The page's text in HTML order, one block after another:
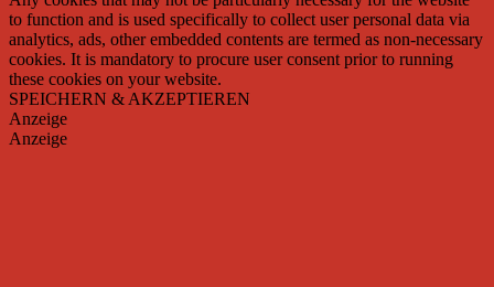
to function and is used specifically to collect user personal data via
analytics, ads, other embedded contents are termed as non-necessary
cookies. It is mandatory to procure user consent prior to running
these cookies on your website.
SPEICHERN & AKZEPTIEREN
Anzeige
Anzeige